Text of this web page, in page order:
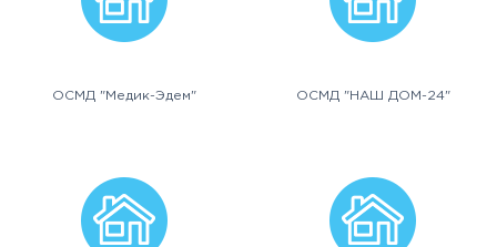
ОСМД "Медик-Эдем" ОСМД "НАШ ДОМ-24"